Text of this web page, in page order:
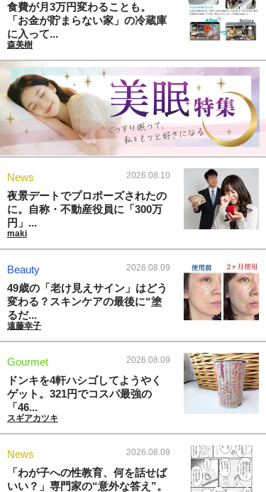
食費が月3万円変わることも。
「お金が貯まらない家」の冷蔵庫
に入って...
森美樹
News 2026.08.10
夜景デートでプロポーズされたの
に。自称・不動産役員に「300万
円」...
maki
Beauty 2026.08.09
49歳の「老け見えサイン」はどう
変わる？スキンケアの最後に“塗
るだ...
遠藤幸子
Gourmet 2026.08.09
ドンキを4軒ハシゴしてようやく
ゲット。321円でコスパ最強の
「46...
スギアカツキ
News 2026.08.09
「わが子への性教育、何を話せば
いい？」専門家の“意外な答え”。